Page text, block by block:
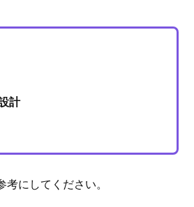
計
にしてください。